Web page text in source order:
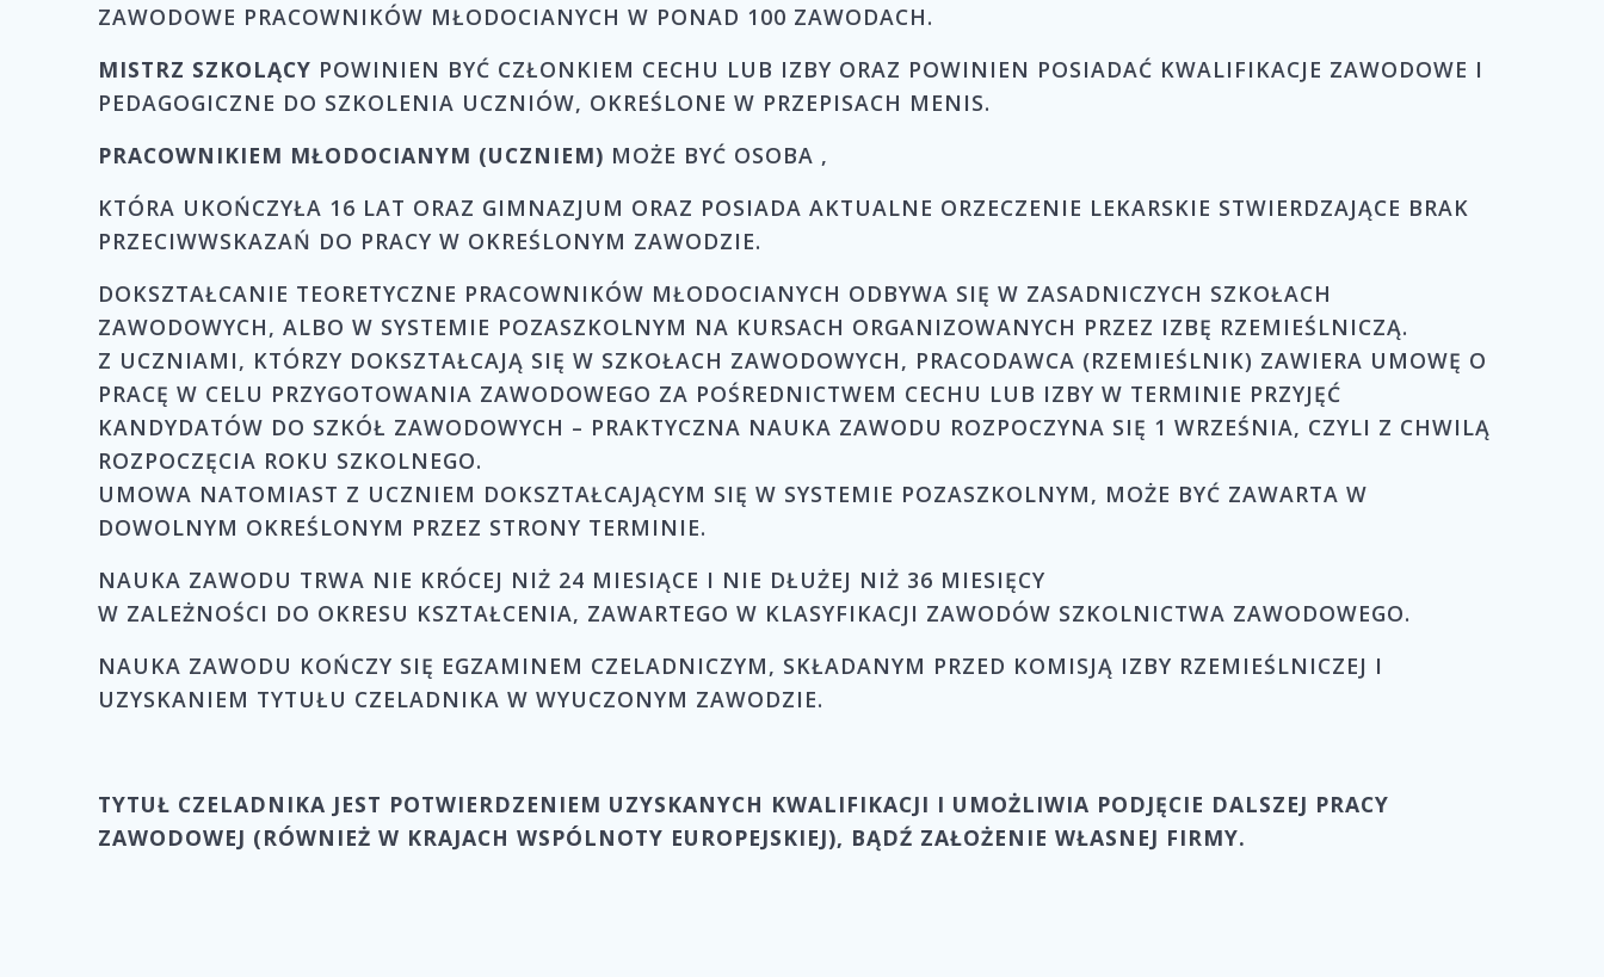
ZAWODOWE PRACOWNIKÓW MŁODOCIANYCH W PONAD 100 ZAWODACH.
MISTRZ SZKOLĄCY POWINIEN BYĆ CZŁONKIEM CECHU LUB IZBY ORAZ POWINIEN POSIADAĆ KWALIFIKACJE ZAWODOWE I
PEDAGOGICZNE DO SZKOLENIA UCZNIÓW, OKREŚLONE W PRZEPISACH MENIS.
PRACOWNIKIEM MŁODOCIANYM (UCZNIEM) MOŻE BYĆ OSOBA ,
KTÓRA UKOŃCZYŁA 16 LAT ORAZ GIMNAZJUM ORAZ POSIADA AKTUALNE ORZECZENIE LEKARSKIE STWIERDZAJĄCE BRAK
PRZECIWWSKAZAŃ DO PRACY W OKREŚLONYM ZAWODZIE.
DOKSZTAŁCANIE TEORETYCZNE PRACOWNIKÓW MŁODOCIANYCH ODBYWA SIĘ W ZASADNICZYCH SZKOŁACH
ZAWODOWYCH, ALBO W SYSTEMIE POZASZKOLNYM NA KURSACH ORGANIZOWANYCH PRZEZ IZBĘ RZEMIEŚLNICZĄ.
Z UCZNIAMI, KTÓRZY DOKSZTAŁCAJĄ SIĘ W SZKOŁACH ZAWODOWYCH, PRACODAWCA (RZEMIEŚLNIK) ZAWIERA UMOWĘ O
PRACĘ W CELU PRZYGOTOWANIA ZAWODOWEGO ZA POŚREDNICTWEM CECHU LUB IZBY W TERMINIE PRZYJĘĆ
KANDYDATÓW DO SZKÓŁ ZAWODOWYCH – PRAKTYCZNA NAUKA ZAWODU ROZPOCZYNA SIĘ 1 WRZEŚNIA, CZYLI Z CHWILĄ
ROZPOCZĘCIA ROKU SZKOLNEGO.
UMOWA NATOMIAST Z UCZNIEM DOKSZTAŁCAJĄCYM SIĘ W SYSTEMIE POZASZKOLNYM, MOŻE BYĆ ZAWARTA W
DOWOLNYM OKREŚLONYM PRZEZ STRONY TERMINIE.
NAUKA ZAWODU TRWA NIE KRÓCEJ NIŻ 24 MIESIĄCE I NIE DŁUŻEJ NIŻ 36 MIESIĘCY
W ZALEŻNOŚCI DO OKRESU KSZTAŁCENIA, ZAWARTEGO W KLASYFIKACJI ZAWODÓW SZKOLNICTWA ZAWODOWEGO.
NAUKA ZAWODU KOŃCZY SIĘ EGZAMINEM CZELADNICZYM, SKŁADANYM PRZED KOMISJĄ IZBY RZEMIEŚLNICZEJ I
UZYSKANIEM TYTUŁU CZELADNIKA W WYUCZONYM ZAWODZIE.
TYTUŁ CZELADNIKA JEST POTWIERDZENIEM UZYSKANYCH KWALIFIKACJI I UMOŻLIWIA PODJĘCIE DALSZEJ PRACY
ZAWODOWEJ (RÓWNIEŻ W KRAJACH WSPÓLNOTY EUROPEJSKIEJ), BĄDŹ ZAŁOŻENIE WŁASNEJ FIRMY.